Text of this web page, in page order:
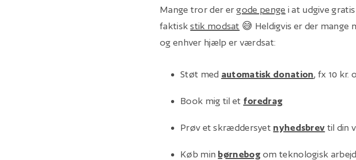
Mange tror der ergode penge i at udgive
faktiskstik modsat 😅 Heldigvis er der mange
og enhver hjælp er værdsat:
Støt med automatisk donation, fx 10 kr.
Book mig til et foredrag
Prøv et skræddersyet nyhedsbrev til din
Køb min børnebog om teknologisk